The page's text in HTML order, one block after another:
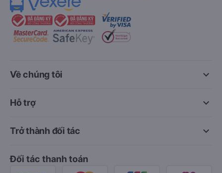
keyboard_arrow_down
Về chúng tôi
keyboard_arrow_down
Hỗ trợ
keyboard_arrow_down
Trở thành đối tác
Đối tác thanh toán